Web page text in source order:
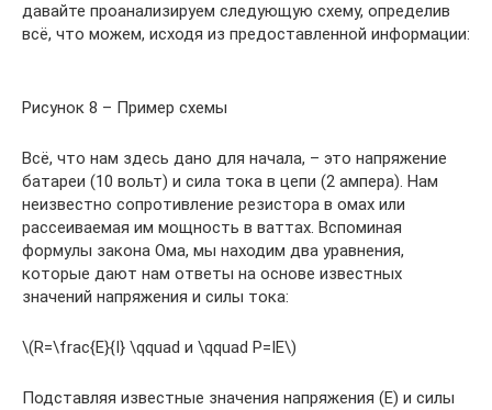
давайте проанализируем следующую схему, определив
всё, что можем, исходя из предоставленной информации:
Рисунок 8 – Пример схемы
Всё, что нам здесь дано для начала, – это напряжение
батареи (10 вольт) и сила тока в цепи (2 ампера). Нам
неизвестно сопротивление резистора в омах или
рассеиваемая им мощность в ваттах. Вспоминая
формулы закона Ома, мы находим два уравнения,
которые дают нам ответы на основе известных
значений напряжения и силы тока:
\(R=\frac{E}{I} \qquad и \qquad P=IE\)
Подставляя известные значения напряжения (E) и силы